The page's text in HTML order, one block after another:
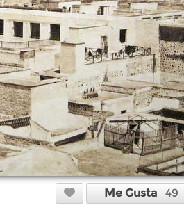
Me Gusta 49